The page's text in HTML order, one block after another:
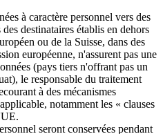
à caractère personnel vers des
destinataires établis en dehors
ou de la Suisse, dans des
européenne, n'assurent pas une
(pays tiers n'offrant pas un
le responsable du traitement
à des mécanismes
notamment les « clauses
seront conservées pendant